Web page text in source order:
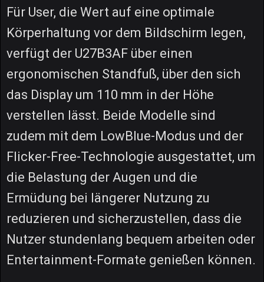
Für User, die Wert auf eine optimale
Körperhaltung vor dem Bildschirm legen,
verfügt der U27B3AF über einen
ergonomischen Standfuß, über den sich
das Display um 110 mm in der Höhe
verstellen lässt. Beide Modelle sind
zudem mit dem LowBlue-Modus und der
Flicker-Free-Technologie ausgestattet, um
die Belastung der Augen und die
Ermüdung bei längerer Nutzung zu
reduzieren und sicherzustellen, dass die
Nutzer stundenlang bequem arbeiten oder
Entertainment-Formate genießen können.